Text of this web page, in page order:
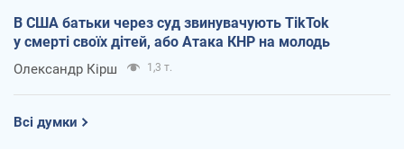
В США батьки через суд звинувачують TikTok
у смерті своїх дітей, або Атака КНР на молодь
Олександр Кірш 1,3 т.
Всі думки